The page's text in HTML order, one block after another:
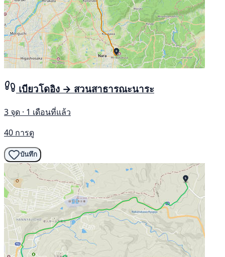
เบียวโดอิง → สวนสาธารณะนาระ
3 จุด · 1 เดือนที่แล้ว
40 การดู
บันทึก